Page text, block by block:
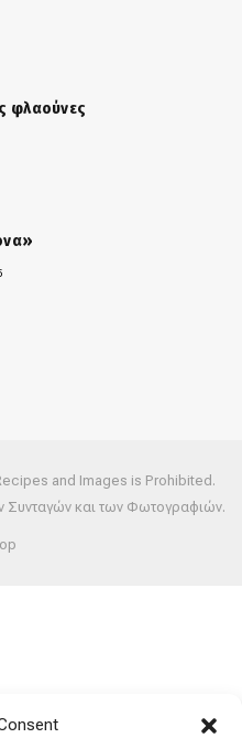
φλαούνες
and Images is Prohibited.
Συνταγών και των Φωτογραφιών.